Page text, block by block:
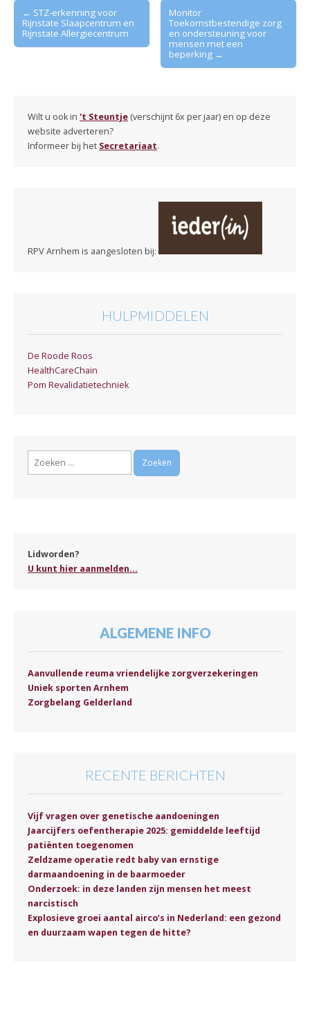
Post
navigation
← STZ-erkenning voor
Rijnstate Slaapcentrum en
Rijnstate Allergiecentrum
Monitor
Toekomstbestendige zorg
en ondersteuning voor
mensen met een
beperking →
Wilt u ook in 't Steuntje (verschijnt 6x per jaar) en op deze
website adverteren?
Informeer bij het Secretariaat.
RPV Arnhem is aangesloten bij:
HULPMIDDELEN
De Roode Roos
HealthCareChain
Pom Revalidatietechniek
Zoeken
Lidworden?
U kunt hier aanmelden...
ALGEMENE INFO
Aanvullende reuma vriendelijke zorgverzekeringen
Uniek sporten Arnhem
Zorgbelang Gelderland
RECENTE BERICHTEN
Vijf vragen over genetische aandoeningen
Jaarcijfers oefentherapie 2025: gemiddelde leeftijd
patiënten toegenomen
Zeldzame operatie redt baby van ernstige
darmaandoening in de baarmoeder
Onderzoek: in deze landen zijn mensen het meest
narcistisch
Explosieve groei aantal airco’s in Nederland: een gezond
en duurzaam wapen tegen de hitte?